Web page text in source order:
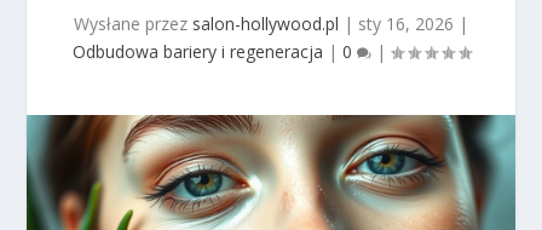
Wysłane przez salon-hollywood.pl | sty 16, 2026 |
Odbudowa bariery i regeneracja | 0 |